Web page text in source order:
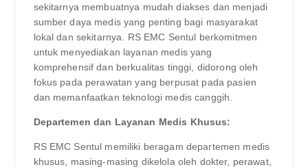
sekitarnya membuatnya mudah diakses dan menjadi
sumber daya medis yang penting bagi masyarakat
lokal dan sekitarnya. RS EMC Sentul berkomitmen
untuk menyediakan layanan medis yang
komprehensif dan berkualitas tinggi, didorong oleh
fokus pada perawatan yang berpusat pada pasien
dan memanfaatkan teknologi medis canggih.
Departemen dan Layanan Medis Khusus:
RS EMC Sentul memiliki beragam departemen medis
khusus, masing-masing dikelola oleh dokter, perawat,